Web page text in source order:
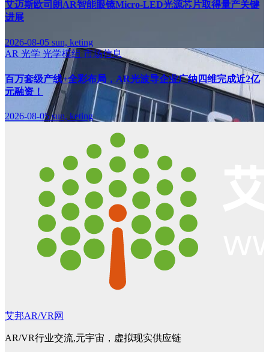
艾迈斯欧司朗AR智能眼镜Micro-LED光源芯片取得量产关键
进展
2026-08-05 sun, keting
AR 光学 光学模组 市场信息
百万套级产线+全彩布局，AR光波导企业广纳四维完成近2亿
元融资！
2026-08-05sun, keting
艾邦AR/VR网
AR/VR行业交流,元宇宙，虚拟现实供应链